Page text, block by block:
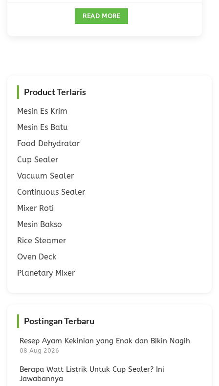
READ MORE
Product Terlaris
Mesin Es Krim
Mesin Es Batu
Food Dehydrator
Cup Sealer
Vacuum Sealer
Continuous Sealer
Mixer Roti
Mesin Bakso
Rice Steamer
Oven Deck
Planetary Mixer
Postingan Terbaru
Resep Ayam Kekinian yang Enak dan Bikin Nagih
08 Aug 2026
Berapa Watt Listrik Untuk Cup Sealer? Ini
Jawabannya